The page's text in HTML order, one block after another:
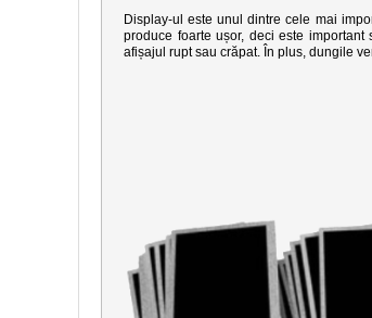
Display-ul este unul dintre cele mai
produce foarte ușor, deci este
afișajul rupt sau crăpat. În plus, dungile